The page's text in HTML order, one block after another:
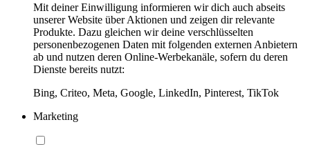
Mit deiner Einwilligung informieren wir dich auch abseits
unserer Website über Aktionen und zeigen dir relevante
Produkte. Dazu gleichen wir deine verschlüsselten
personenbezogenen Daten mit folgenden externen Anbietern
ab und nutzen deren Online-Werbekanäle, sofern du deren
Dienste bereits nutzt:
Bing, Criteo, Meta, Google, LinkedIn, Pinterest, TikTok
Marketing